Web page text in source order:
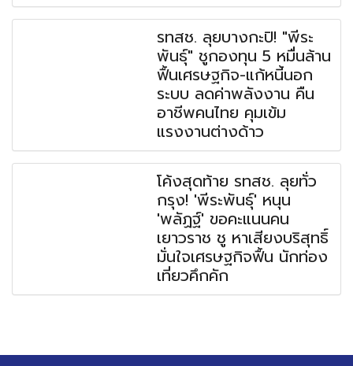
รทสช. ลุยบางกะปิ! "พีระ
พันธุ์" ชูกองทุน 5 หมื่นล้าน
ฟื้นเศรษฐกิจ-แก้หนี้นอก
ระบบ ลดค่าพลังงาน คืน
อาชีพคนไทย คุมเข้ม
แรงงานต่างด้าว
โค้งสุดท้าย รทสช. ลุยทั่ว
กรุง! 'พีระพันธุ์' หนุน
'พลัฏฐ์' ขอคะแนนคน
เยาวราช ชู หาเสียงบริสุทธิ์
มั่นใจเศรษฐกิจฟื้น นักท่อง
เที่ยวคึกคัก